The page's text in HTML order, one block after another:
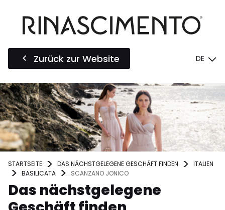
Zurück zur Website DE
STARTSEITE DAS NÄCHSTGELEGENE GESCHÄFT FINDEN
ITALIEN
BASILICATA
SCANZANO JONICO
Das nächstgelegene